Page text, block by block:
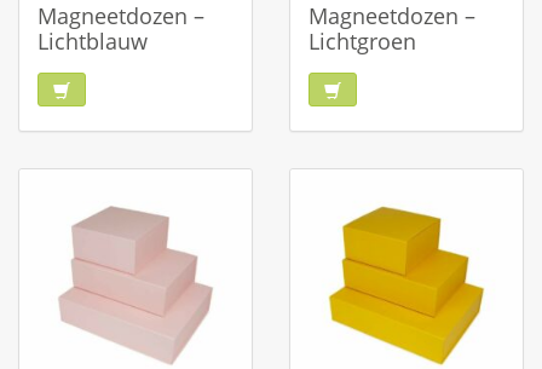
Magneetdozen –
Lichtblauw
Magneetdozen –
Lichtgroen